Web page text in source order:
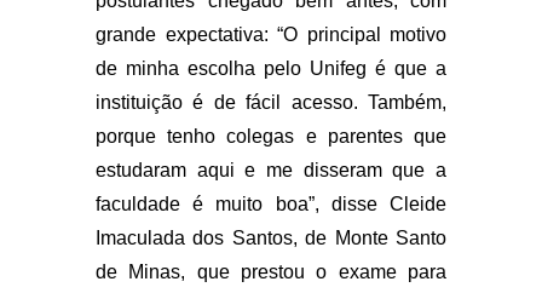
grande expectativa: “O principal motivo
de minha escolha pelo Unifeg é que a
instituição é de fácil acesso. Também,
porque tenho colegas e parentes que
estudaram aqui e me disseram que a
faculdade é muito boa”, disse Cleide
Imaculada dos Santos, de Monte Santo
de Minas, que prestou o exame para